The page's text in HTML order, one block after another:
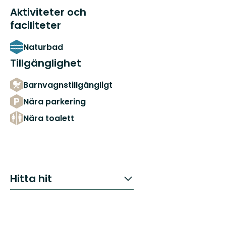
Aktiviteter och
faciliteter
Naturbad
Tillgänglighet
Barnvagnstillgängligt
Nära parkering
Nära toalett
Hitta hit